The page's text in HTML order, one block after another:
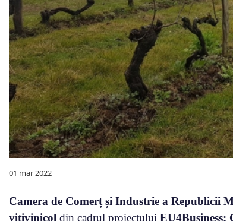
01 mar 2022
Camera de Comerț și Industrie a Republicii
vitivinicol din cadrul proiectului EU4Business: